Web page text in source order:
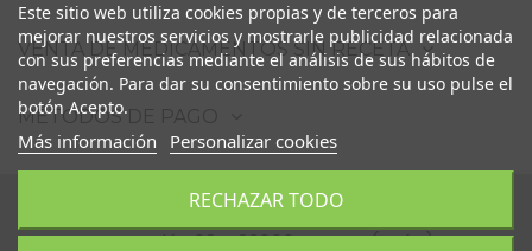
VENTA DE MEDICAMENTOS SIN RECETA
MÉTODOS DE PAGO
Este sitio web utiliza cookies propias y de terceros para
mejorar nuestros servicios y mostrarle publicidad relacionada
con sus preferencias mediante el análisis de sus hábitos de
navegación. Para dar su consentimiento sobre su uso pulse el
botón Acepto.
Más información Personalizar cookies
RECHAZAR TODO
Farmacia Pérez Miranda C.B. - Avd. Moris
Marrodán,68 - 23006 Martos (Jaén)